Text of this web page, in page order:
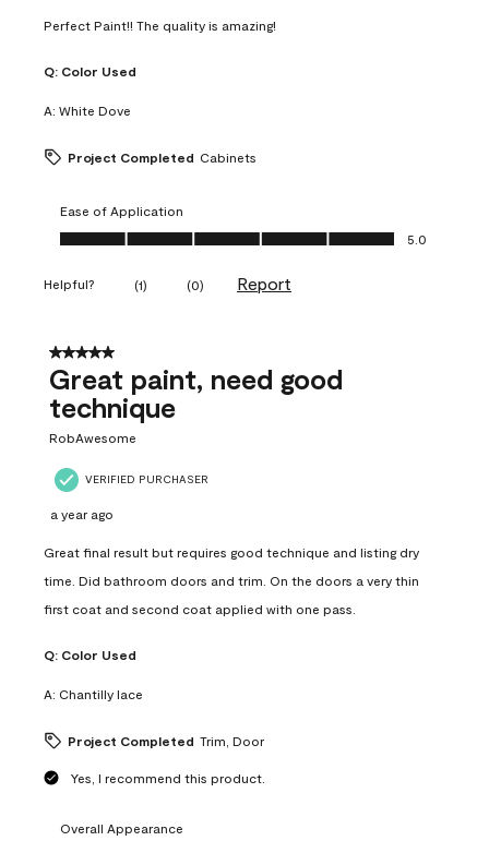
Perfect Paint!! The quality is amazing!
Q: Color Used
A: White Dove
Project Completed Cabinets
Ease of Application
Ease of Application, 5.0 out of 5
5.0
Helpful? (1) (0) Report
5 out of 5 stars.
Great paint, need good
technique
RobAwesome
VERIFIED PURCHASER
a year ago
Great final result but requires good technique and listing dry
time. Did bathroom doors and trim. On the doors a very thin
first coat and second coat applied with one pass.
Q: Color Used
A: Chantilly lace
Project Completed Trim, Door
Yes, I recommend this product.
Overall Appearance